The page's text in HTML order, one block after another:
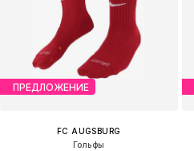
ПРЕДЛОЖЕНИЕ
FC AUGSBURG
Гольфы